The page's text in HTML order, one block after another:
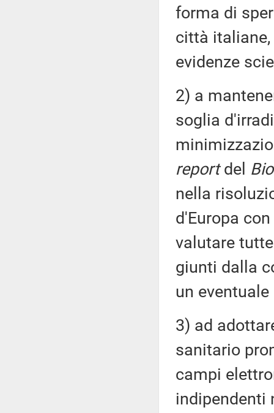
forma di
città
evidenze
2) a
soglia
reportdel
nella
d'Europa
valutare
giunti dalla
un
3) ad
sanitario
campi
indipendenti